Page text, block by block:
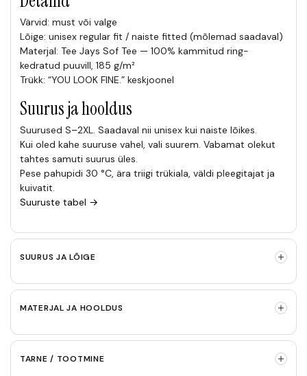
Värvid: must või valge
Lõige: unisex regular fit / naiste fitted (mõlemad saadaval)
Materjal: Tee Jays Sof Tee — 100% kammitud ring-
kedratud puuvill, 185 g/m²
Trükk: “YOU LOOK FINE.” keskjoonel
Suurus ja hooldus
Suurused S–2XL. Saadaval nii unisex kui naiste lõikes.
Kui oled kahe suuruse vahel, vali suurem. Vabamat olekut
tahtes samuti suurus üles.
Pese pahupidi 30 °C, ära triigi trükiala, väldi pleegitajat ja
kuivatit.
Suuruste tabel →
SUURUS JA LÕIGE
MATERJAL JA HOOLDUS
TARNE / TOOTMINE